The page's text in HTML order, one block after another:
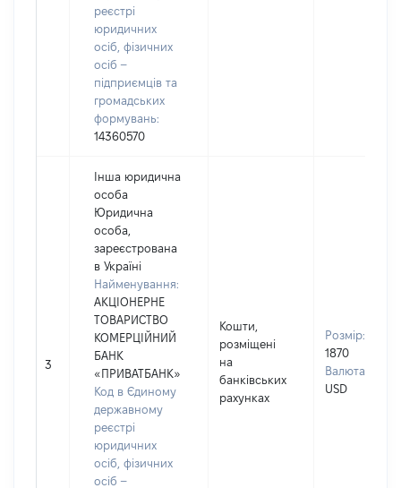
реєстрі
юридичних
осіб, фізичних
осіб –
підприємців та
громадських
формувань:
14360570
3
Інша юридична
особа
Юридична
особа,
зареєстрована
в Україні
Найменування:
АКЦІОНЕРНЕ
ТОВАРИСТВО
КОМЕРЦІЙНИЙ
БАНК
«ПРИВАТБАНК»
Код в Єдиному
державному
реєстрі
юридичних
осіб, фізичних
осіб –
Кошти,
розміщені
на
банківських
рахунках
Розмір:
1870
Валюта:
USD